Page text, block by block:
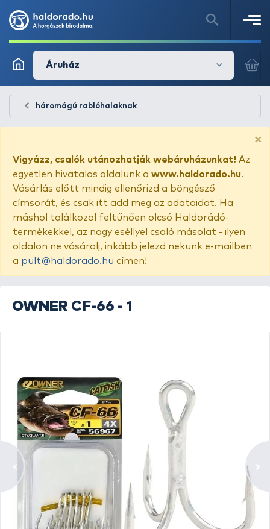
Áruház
háromágú rablóhalaknak
×
Vigyázz, csalók utánozhatják webáruházunkat! Az
egyetlen hivatalos oldalunk a www.haldorado.hu.
Vásárlás előtt mindig ellenőrizd a böngésző
címsorát, és csak itt add meg az adataidat. Ha
máshol találkozol feltűnően olcsó Haldorádó-
termékekkel, az nagy eséllyel csaló másolat - ilyen
oldalon ne vásárolj, inkább jelezd nekünk e-mailben
a pult@haldorado.hu címen!
OWNER CF-66 - 1